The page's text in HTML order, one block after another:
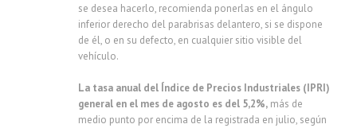
se desea hacerlo, recomienda ponerlas en el ángulo
inferior derecho del parabrisas delantero, si se dispone
de él, o en su defecto, en cualquier sitio visible del
vehículo.
La tasa anual del Índice de Precios Industriales (IPRI)
general en el mes de agosto es del 5,2%, más de
medio punto por encima de la registrada en julio, según